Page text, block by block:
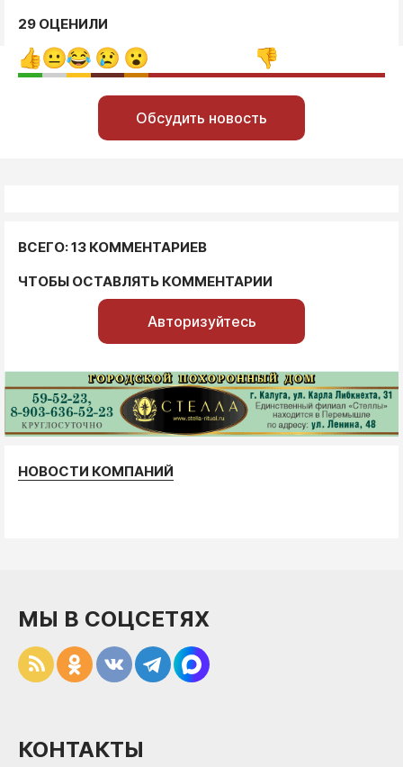
29 ОЦЕНИЛИ
Обсудить новость
ВСЕГО: 13 КОММЕНТАРИЕВ
ЧТОБЫ ОСТАВЛЯТЬ КОММЕНТАРИИ
Авторизуйтесь
НОВОСТИ КОМПАНИЙ
МЫ В СОЦСЕТЯХ
КОНТАКТЫ